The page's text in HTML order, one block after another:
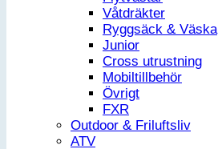
Våtdräkter
Ryggsäck & Väska
Junior
Cross utrustning
Mobiltillbehör
Övrigt
FXR
Outdoor & Friluftsliv
ATV